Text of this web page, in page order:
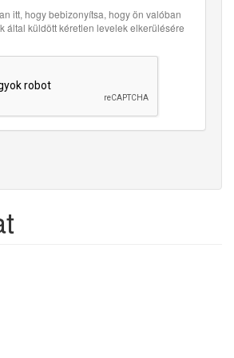
itt, hogy bebizonyítsa, hogy ön valóban
által küldött kéretlen levelek elkerülésére